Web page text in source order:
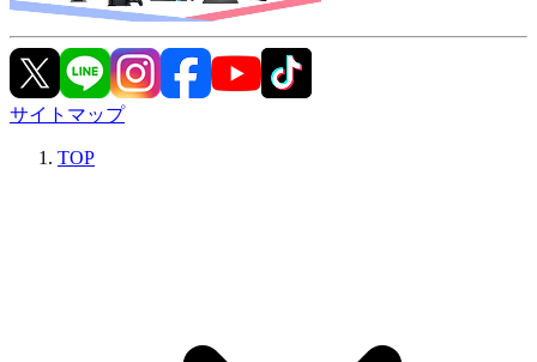
サイトマップ
TOP